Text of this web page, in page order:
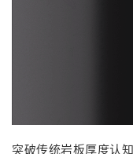
突破传统岩板厚度认